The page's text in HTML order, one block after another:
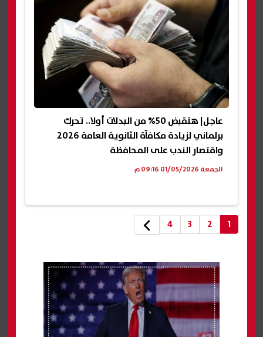
عاجل| هتقبض 50% من البدلات أولا.. تحرك
برلماني لزيادة مكافآة الثانوية العامة 2026
واقتصار الندب على المحافظة
الجمعة 01/05/2026 09:16 م
1
2
3
4